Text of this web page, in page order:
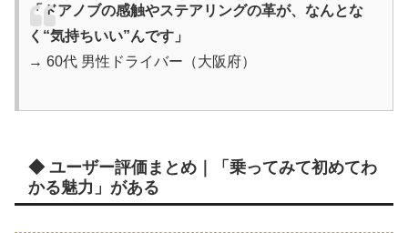
「ドアノブの感触やステアリングの革が、なんとな
く“気持ちいい”んです」
→ 60代 男性ドライバー（大阪府）
◆ ユーザー評価まとめ｜「乗ってみて初めてわ
かる魅力」がある